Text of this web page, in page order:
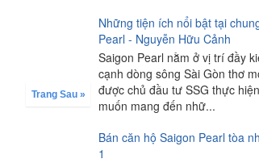
Trang Sau »
Những tiện ích nổi bật tại
Pearl - Nguyễn Hữu Cảnh
Saigon Pearl nằm ở vị trí đầy
cạnh dòng sông Sài Gòn thơ
được chủ đầu tư SSG thực
muốn mang đến nhữ...
Bán căn hộ Saigon Pearl tòa
1